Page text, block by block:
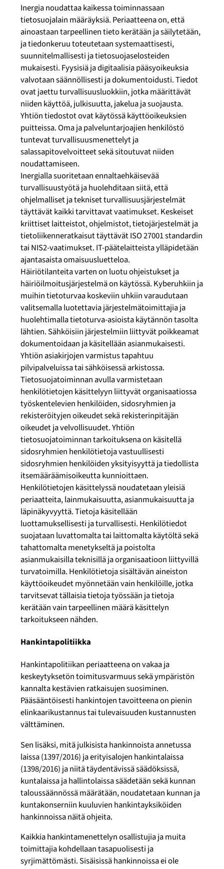
Inergia noudattaa kaikessa toiminnassaan
tietosuojalain määräyksiä. Periaatteena on, että
ainoastaan tarpeellinen tieto kerätään ja säilytetään,
ja tiedonkeruu toteutetaan systemaattisesti,
suunnitelmallisesti ja tietosuojaselosteiden
mukaisesti. Fyysisiä ja digitaalisia pääsyoikeuksia
valvotaan säännöllisesti ja dokumentoidusti. Tiedot
ovat jaettu turvallisuusluokkiin, jotka määrittävät
niiden käyttöä, julkisuutta, jakelua ja suojausta.
Yhtiön tiedostot ovat käytössä käyttöoikeuksien
puitteissa. Oma ja palveluntarjoajien henkilöstö
tuntevat turvallisuusmenettelyt ja
salassapitovelvoitteet sekä sitoutuvat niiden
noudattamiseen.
Inergialla suoritetaan ennaltaehkäisevää
turvallisuustyötä ja huolehditaan siitä, että
ohjelmalliset ja tekniset turvallisuusjärjestelmät
täyttävät kaikki tarvittavat vaatimukset. Keskeiset
kriittiset laitteistot, ohjelmistot, tietojärjestelmät ja
tietoliikenneratkaisut täyttävät ISO 27001 standardin
tai NIS2-vaatimukset. IT-päätelaitteista ylläpidetään
ajantasaista omaisuusluetteloa.
Häiriötilanteita varten on luotu ohjeistukset ja
häiriöilmoitusjärjestelmä on käytössä. Kyberuhkiin ja
muihin tietoturvaa koskeviin uhkiin varaudutaan
valitsemalla luotettavia järjestelmätoimittajia ja
huolehtimalla tietoturva-asioista käytännön tasolta
lähtien. Sähköisiin järjestelmiin liittyvät poikkeamat
dokumentoidaan ja käsitellään asianmukaisesti.
Yhtiön asiakirjojen varmistus tapahtuu
pilvipalveluissa tai sähköisessä arkistossa.
Tietosuojatoiminnan avulla varmistetaan
henkilötietojen käsittelyyn liittyvät organisaatiossa
työskentelevien henkilöiden, sidosryhmien ja
rekisteröityjen oikeudet sekä rekisterinpitäjän
oikeudet ja velvollisuudet. Yhtiön
tietosuojatoiminnan tarkoituksena on käsitellä
sidosryhmien henkilötietoja vastuullisesti
sidosryhmien henkilöiden yksityisyyttä ja tiedollista
itsemääräämisoikeutta kunnioittaen.
Henkilötietojen käsittelyssä noudatetaan yleisiä
periaatteita, lainmukaisuutta, asianmukaisuutta ja
läpinäkyvyyttä. Tietoja käsitellään
luottamuksellisesti ja turvallisesti. Henkilötiedot
suojataan luvattomalta tai laittomalta käytöltä sekä
tahattomalta menetykseltä ja poistolta
asianmukaisilla teknisillä ja organisaatioon liittyvillä
turvatoimilla. Henkilötietoja sisältävän aineiston
käyttöoikeudet myönnetään vain henkilöille, jotka
tarvitsevat tällaisia tietoja työssään ja tietoja
kerätään vain tarpeellinen määrä käsittelyn
tarkoitukseen nähden.
Hankintapolitiikka
Hankintapolitiikan periaatteena on vakaa ja
keskeytyksetön toimitusvarmuus sekä ympäristön
kannalta kestävien ratkaisujen suosiminen.
Pääsääntöisesti hankintojen tavoitteena on pienin
elinkaarikustannus tai tulevaisuuden kustannusten
välttäminen.
Sen lisäksi, mitä julkisista hankinnoista annetussa
laissa (1397/2016) ja erityisalojen hankintalaissa
(1398/2016) ja niitä täydentävissä säädöksissä,
kuntalaissa ja hallintolaissa säädetään sekä kunnan
taloussäännössä määrätään, noudatetaan kunnan ja
kuntakonserniin kuuluvien hankintayksiköiden
hankinnoissa näitä ohjeita.
Kaikkia hankintamenettelyn osallistujia ja muita
toimittajia kohdellaan tasapuolisesti ja
syrjimättömästi. Sisäisissä hankinnoissa ei ole